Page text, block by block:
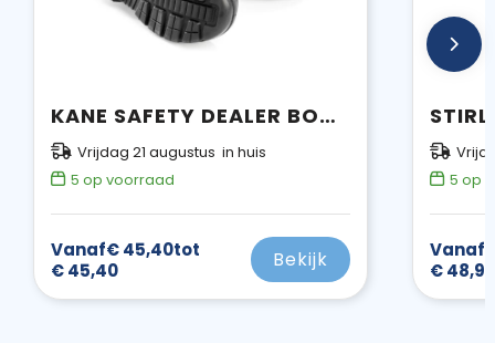
KANE SAFETY DEALER BOOT - SIZE 36
Vrijdag 21 augustus in huis
5 op voorraad
Vanaf€ 45,40tot
€ 45,40
Bekijk
5 op
Vanaf
€ 48,90